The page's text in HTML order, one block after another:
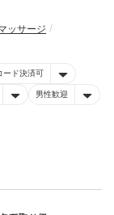
ッサージ
ード決済可
男性歓迎